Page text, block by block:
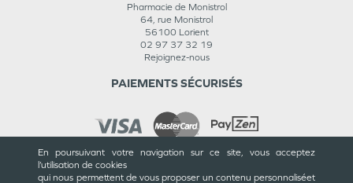
En poursuivant votre navigation sur ce site, vous acceptez
l’utilisation de cookies
qui nous permettent de vous proposer un contenu personnaliséet
Pharmacie de Monistrol
64, rue Monistrol
56100 Lorient
02 97 37 32 19
Rejoignez-nous
PAIEMENTS SÉCURISÉS